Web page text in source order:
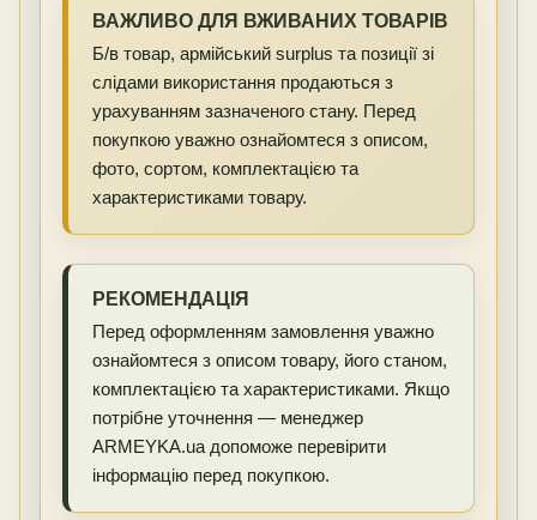
ВАЖЛИВО ДЛЯ ВЖИВАНИХ ТОВАРІВ
Б/в товар, армійський surplus та позиції зі
слідами використання продаються з
урахуванням зазначеного стану. Перед
покупкою уважно ознайомтеся з описом,
фото, сортом, комплектацією та
характеристиками товару.
РЕКОМЕНДАЦІЯ
Перед оформленням замовлення уважно
ознайомтеся з описом товару, його станом,
комплектацією та характеристиками. Якщо
потрібне уточнення — менеджер
ARMEYKA.ua допоможе перевірити
інформацію перед покупкою.